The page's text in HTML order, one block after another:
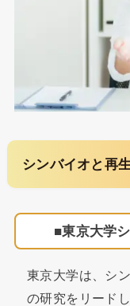
シンバイオと再
東京大学
東京大学は、シ
の研究をリード